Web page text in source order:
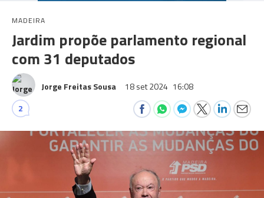
MADEIRA
Jardim propõe parlamento regional
com 31 deputados
Jorge Freitas Sousa 18 set 2024 16:08
2